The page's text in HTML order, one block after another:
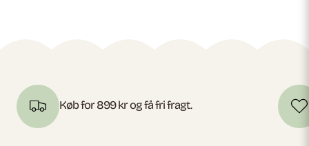
Køb for 899 kr og få fri fragt.